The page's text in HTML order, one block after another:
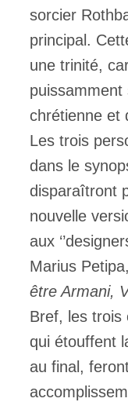
sorcier
principal.
une trinité,
puissamment
chrétienne et
Les trois
dans le
disparaîtront
nouvelle
aux
Marius
être Armani,
Bref, les trois
qui étouffent
au final,